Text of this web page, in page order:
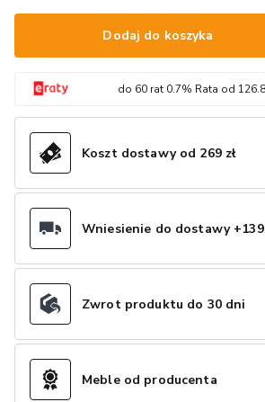
Dodaj do koszyka
do 60rat 0.7% Rata od
Koszt dostawy od 269 zł
Wniesienie do dostawy +139
Zwrot produktu do 30 dni
Meble od producenta